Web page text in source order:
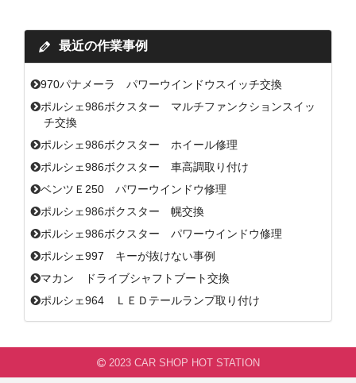
最近の作業事例
970パナメーラ パワーウインドウスイッチ交換
ポルシェ986ボクスター マルチファンクションスイッ
チ交換
ポルシェ986ボクスター ホイール修理
ポルシェ986ボクスター 車高調取り付け
ベンツＥ250 パワーウインドウ修理
ポルシェ986ボクスター 幌交換
ポルシェ986ボクスター パワーウインドウ修理
ポルシェ997 キーが抜けない事例
マカン ドライブシャフトブート交換
ポルシェ964 ＬＥＤテールランプ取り付け
2023 CAR SHOP HOT STATION